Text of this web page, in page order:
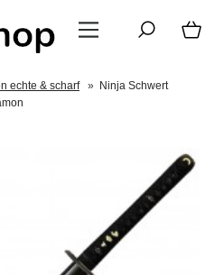
echte & scharf » Ninja Schwert